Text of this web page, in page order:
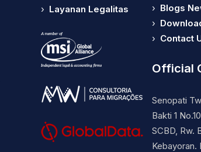
› Layanan Legalitas
› Blogs
›
› Contact
Official
Senopati
Bakti 1
SCBD, Rw.
Kebayoran.